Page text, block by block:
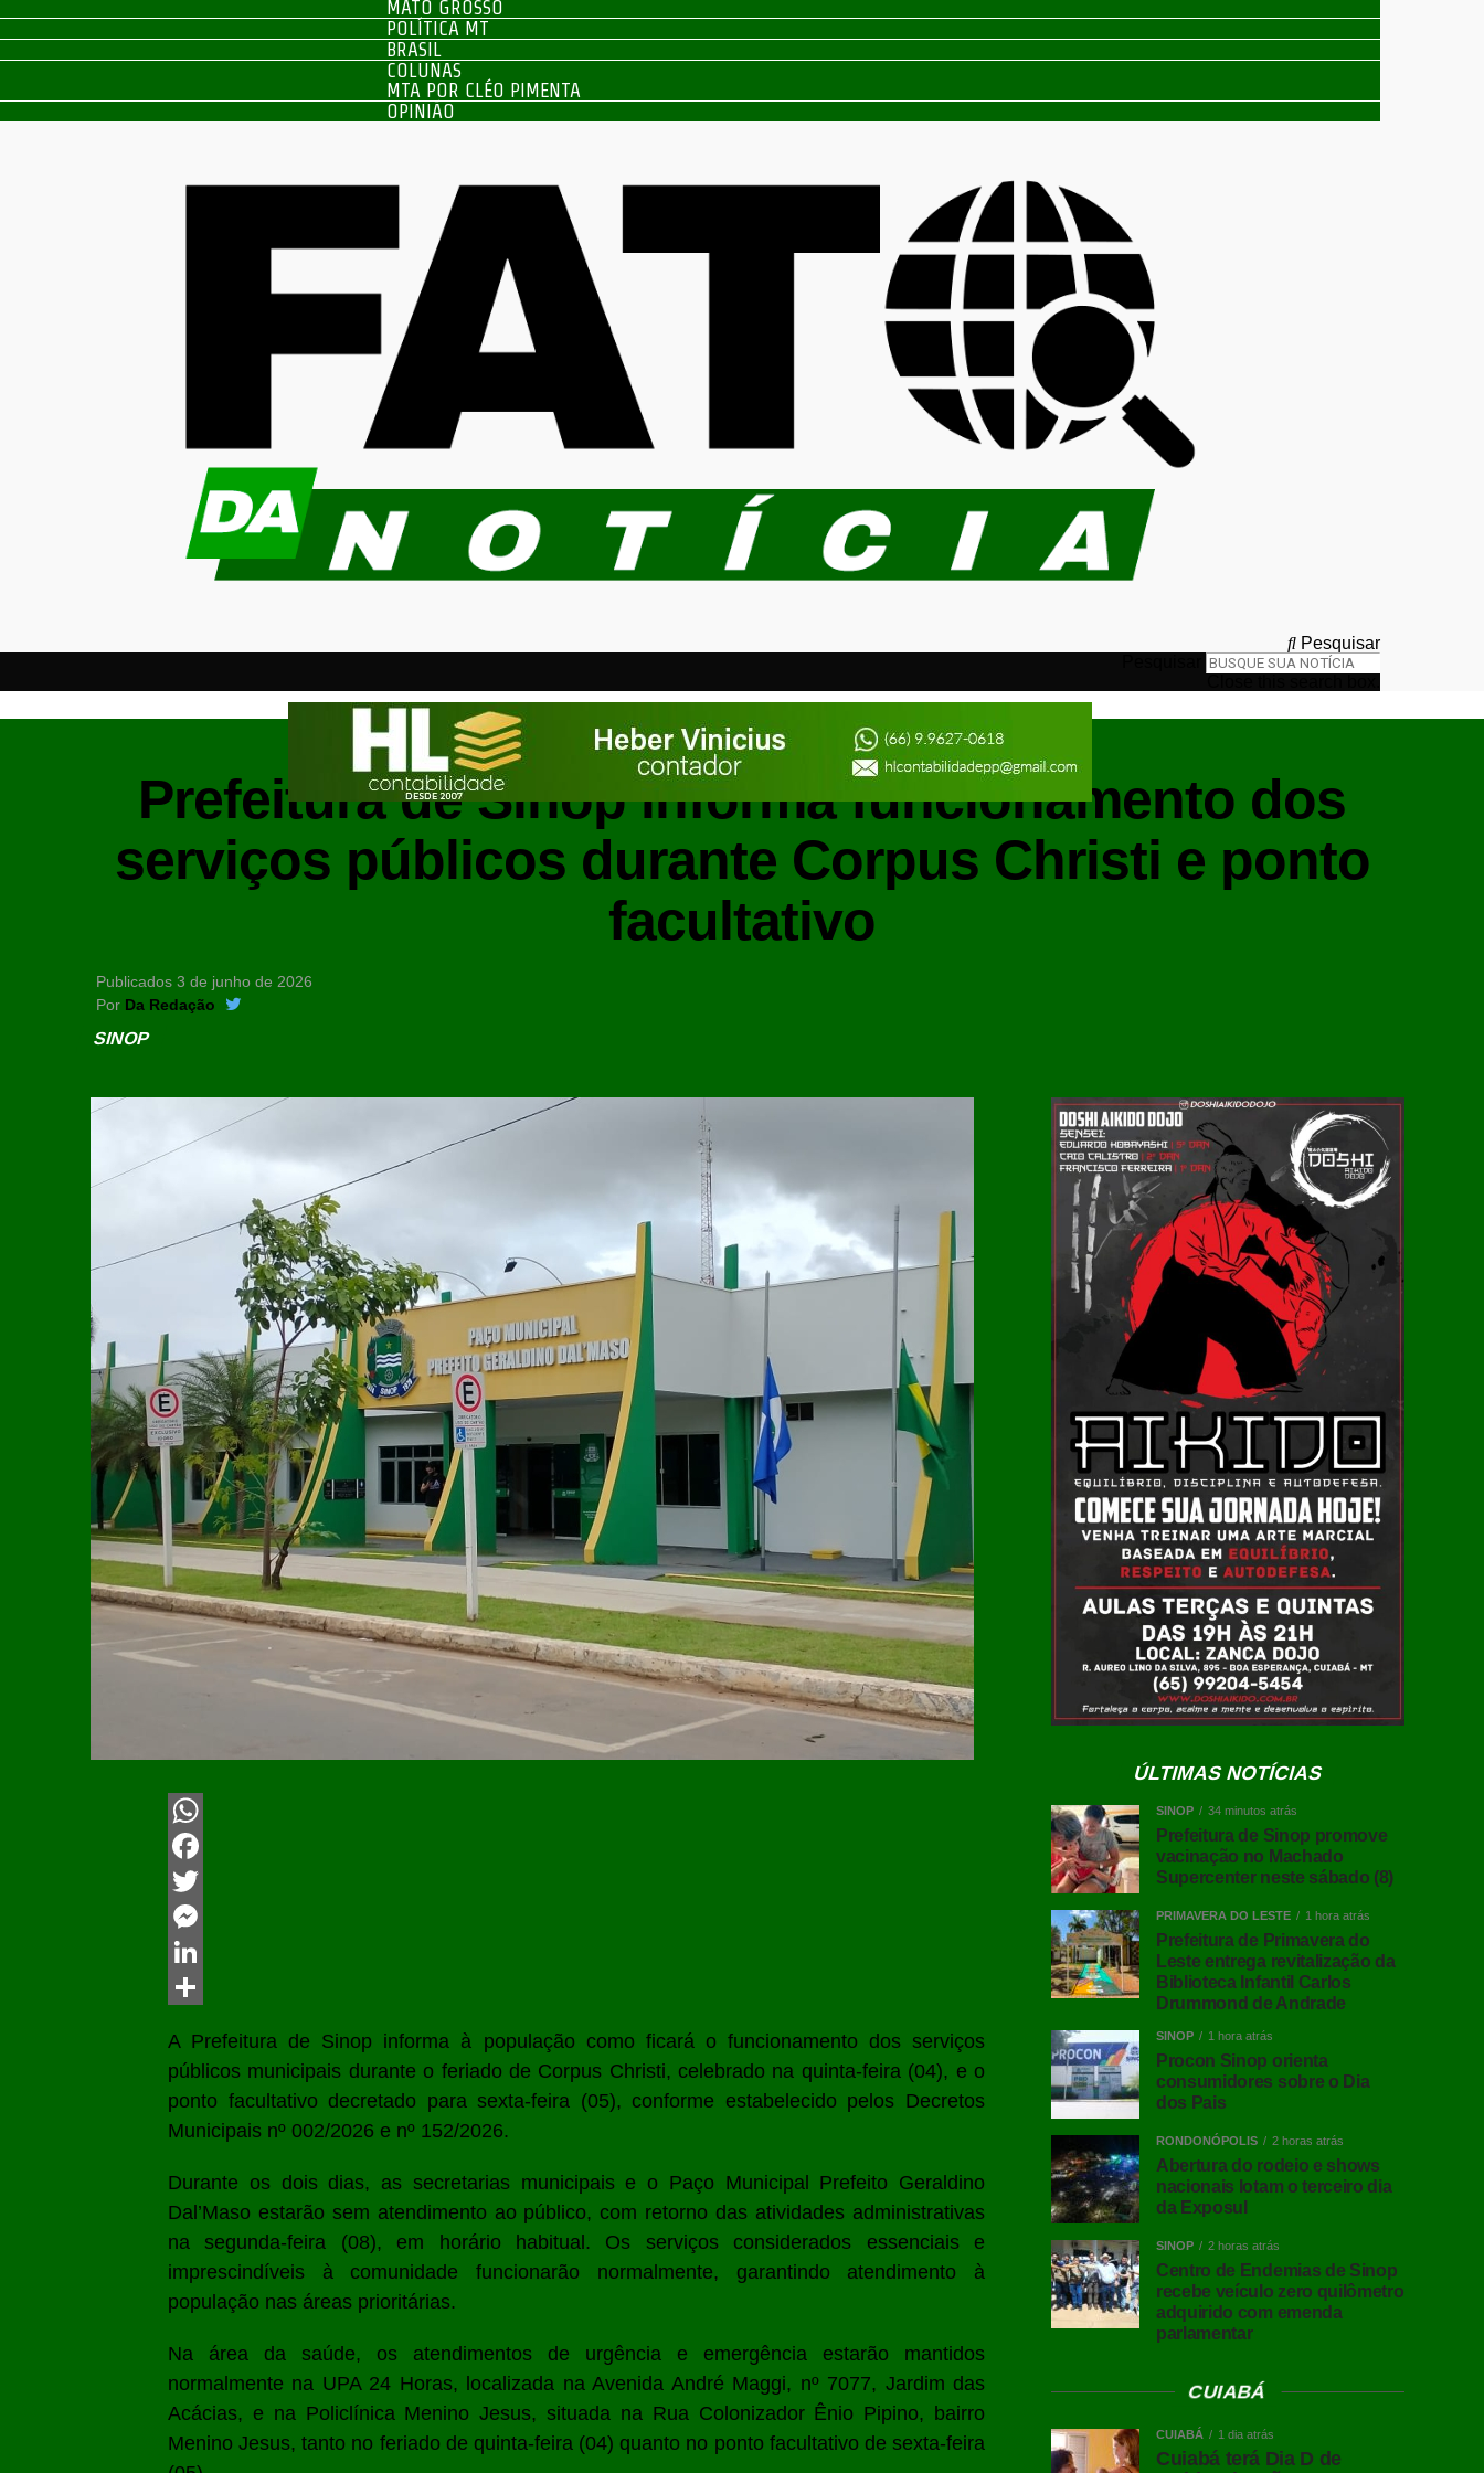
MATO GROSSO
POLÍTICA MT
BRASIL
COLUNAS
MTA POR CLÉO PIMENTA
OPINIÃO
Pesquisar
SINOP
Prefeitura de Sinop informa funcionamento dos
serviços públicos durante Corpus Christi e ponto
facultativo
Publicados 3 de junho de 2026
Por Da Redação
SINOP
WhatsApp
Facebook
Twitter
Messenger
LinkedIn
A Prefeitura de Sinop informa à população como ficará o funcionamento dos serviços
públicos municipais durante o feriado de Corpus Christi, celebrado na quinta-feira (04), e o
ponto facultativo decretado para sexta-feira (05), conforme estabelecido pelos Decretos
Municipais nº 002/2026 e nº 152/2026.
Durante os dois dias, as secretarias municipais e o Paço Municipal Prefeito Geraldino
Dal’Maso estarão sem atendimento ao público, com retorno das atividades administrativas
na segunda-feira (08), em horário habitual. Os serviços considerados essenciais e
imprescindíveis à comunidade funcionarão normalmente, garantindo atendimento à
população nas áreas prioritárias.
Na área da saúde, os atendimentos de urgência e emergência estarão mantidos
normalmente na UPA 24 Horas, localizada na Avenida André Maggi, nº 7077, Jardim das
Acácias, e na Policlínica Menino Jesus, situada na Rua Colonizador Ênio Pipino, bairro
Menino Jesus, tanto no feriado de quinta-feira (04) quanto no ponto facultativo de sexta-feira
ÚLTIMAS NOTÍCIAS
SINOP 34 minutos atrás
Prefeitura de Sinop promove
vacinação no Machado
Supercenter neste sábado (8)
PRIMAVERA DO LESTE 1 hora atrás
Prefeitura de Primavera do
Leste entrega revitalização da
Biblioteca Infantil Carlos
Drummond de Andrade
SINOP 1 hora atrás
Procon Sinop orienta
consumidores sobre o Dia
dos Pais
RONDONÓPOLIS 2 horas atrás
Abertura do rodeio e shows
nacionais lotam o terceiro dia
da Exposul
SINOP 2 horas atrás
Centro de Endemias de Sinop
recebe veículo zero quilômetro
adquirido com emenda
parlamentar
CUIABÁ
CUIABÁ 1 dia atrás
Cuiabá terá Dia D de